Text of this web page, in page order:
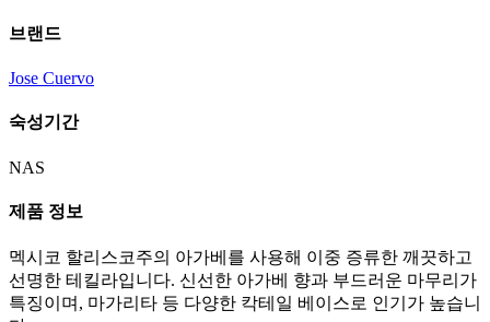
브랜드
Jose Cuervo
숙성기간
NAS
제품 정보
멕시코 할리스코주의 아가베를 사용해 이중 증류한 깨끗하고
선명한 테킬라입니다. 신선한 아가베 향과 부드러운 마무리가
특징이며, 마가리타 등 다양한 칵테일 베이스로 인기가 높습니